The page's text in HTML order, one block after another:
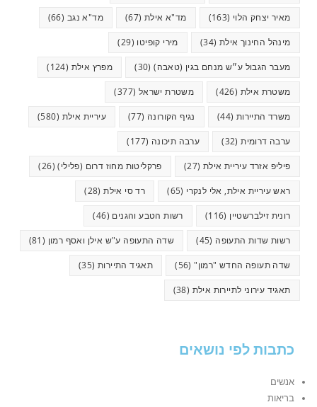
מאיר יצחק הלוי (163) מד"א אילת (67) מד"א נגב (66)
מינהל החינוך אילת (34) מירי קופיטו (29)
מעבר הגבול ע״ש מנחם בגין (טאבה)(30) מפרץ אילת (124)
משטרת אילת (426) משטרת ישראל (377)
משרד התיירות (44) נגיף הקורונה (77) עיריית אילת (580)
ערבה דרומית(32) ערבה תיכונה (177)
פיליפ אזרד עיריית אילת (27) פרקליטות מחוז דרום (פלילי)(26)
ראש עיריית אילת, אלי לנקרי (65) רד סי אילת(28)
רונית זילברשטיין (116) רשות הטבע והגנים (46)
רשות שדות התעופה (45) שדה התעופה ע"ש אילן ואסף רמון (81)
שדה תעופה החדש "רמון"(56) תאגיד התיירות (35)
תאגיד עירוני לתיירות אילת (38)
כתבות לפי נושאים
אנשים
בריאות